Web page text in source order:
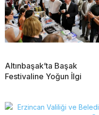
Altınbaşak’ta Başak
Festivaline Yoğun İlgi